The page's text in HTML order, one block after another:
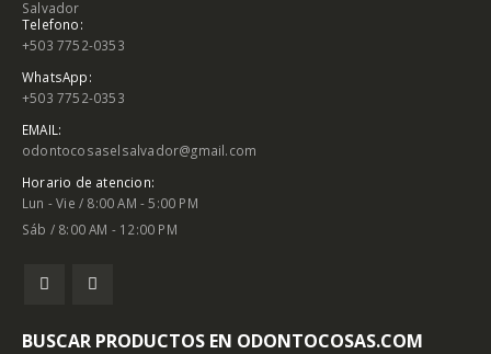
Salvador
Telefono:
+503 7752-0353
WhatsApp:
+503 7752-0353
EMAIL:
odontocosaselsalvador@gmail.com
Horario de atencion:
Lun - Vie / 8:00 AM - 5:00 PM
Sáb / 8:00 AM - 12:00 PM
BUSCAR PRODUCTOS EN ODONTOCOSAS.COM